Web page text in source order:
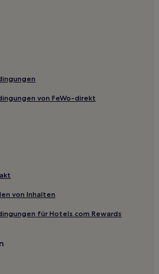
von FeWo-direkt
von Inhalten
für Hotels.com Rewards